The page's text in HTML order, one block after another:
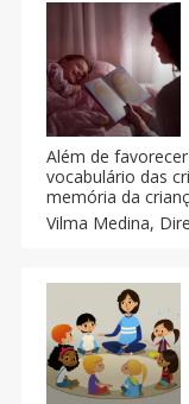
Além de
vocabulário das
memória da
sabia de
lhe contava. A
Vilma Medina,